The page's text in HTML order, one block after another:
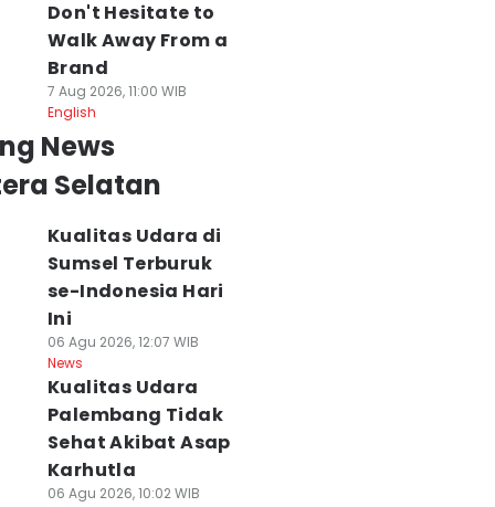
Sumsel
Luas,
Agni
Regu
Agu 2026, 10:43 WIB
RS Pusri
Dokter Tamara
Pasien Yurizal
07 Agu 2026, 08:51 WIB
News
Don't Hesitate to
Walk Away From a
Brand
7 Aug 2026, 11:00 WIB
English
News
Selatan
Kualitas Udara di
Sumsel Terburuk
se-Indonesia Hari
Ini
06 Agu 2026, 12:07 WIB
News
Kualitas Udara
Palembang Tidak
Sehat Akibat Asap
Karhutla
06 Agu 2026, 10:02 WIB